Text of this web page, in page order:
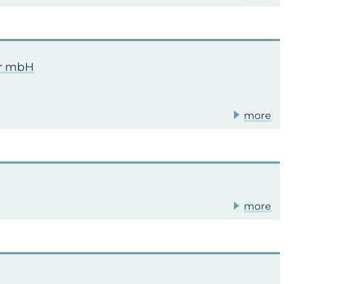
mbH
more
more